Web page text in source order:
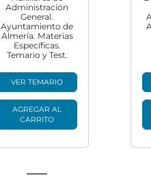
Administración
General.
Ayuntamiento de
Almería. Materias
Específicas.
Temario y Test.
VER TEMARIO
AGREGAR AL
CARRITO